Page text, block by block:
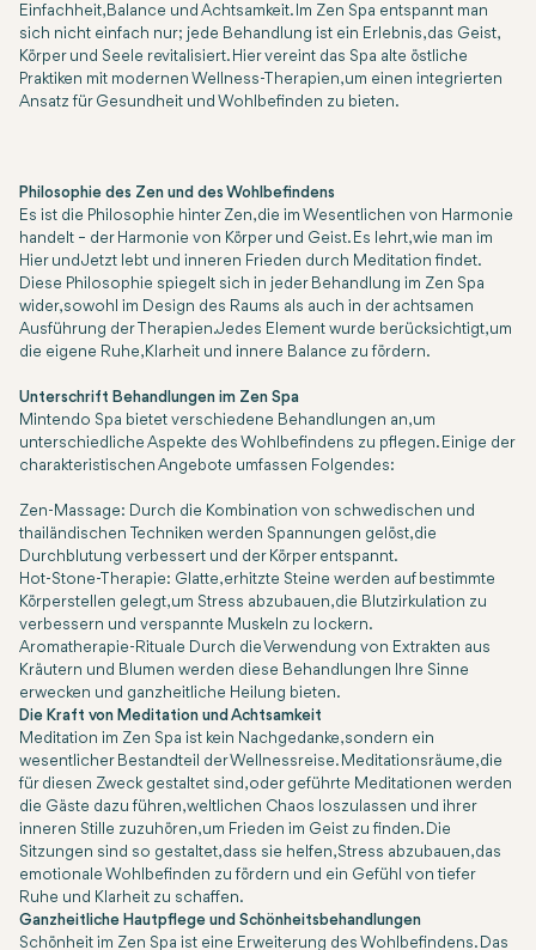
Einfachheit, Balance und Achtsamkeit. Im Zen Spa entspannt man
sich nicht einfach nur; jede Behandlung ist ein Erlebnis, das Geist,
Körper und Seele revitalisiert. Hier vereint das Spa alte östliche
Praktiken mit modernen Wellness-Therapien, um einen integrierten
Ansatz für Gesundheit und Wohlbefinden zu bieten.
Philosophie des Zen und des Wohlbefindens
Es ist die Philosophie hinter Zen, die im Wesentlichen von Harmonie
handelt – der Harmonie von Körper und Geist. Es lehrt, wie man im
Hier und Jetzt lebt und inneren Frieden durch Meditation findet.
Diese Philosophie spiegelt sich in jeder Behandlung im Zen Spa
wider, sowohl im Design des Raums als auch in der achtsamen
Ausführung der Therapien. Jedes Element wurde berücksichtigt, um
die eigene Ruhe, Klarheit und innere Balance zu fördern.
Unterschrift Behandlungen im Zen Spa
Mintendo Spa bietet verschiedene Behandlungen an, um
unterschiedliche Aspekte des Wohlbefindens zu pflegen. Einige der
charakteristischen Angebote umfassen Folgendes:
Zen-Massage: Durch die Kombination von schwedischen und
thailändischen Techniken werden Spannungen gelöst, die
Durchblutung verbessert und der Körper entspannt.
Hot-Stone-Therapie: Glatte, erhitzte Steine werden auf bestimmte
Körperstellen gelegt, um Stress abzubauen, die Blutzirkulation zu
verbessern und verspannte Muskeln zu lockern.
Aromatherapie-Rituale Durch die Verwendung von Extrakten aus
Kräutern und Blumen werden diese Behandlungen Ihre Sinne
erwecken und ganzheitliche Heilung bieten.
Die Kraft von Meditation und Achtsamkeit
Meditation im Zen Spa ist kein Nachgedanke, sondern ein
wesentlicher Bestandteil der Wellnessreise. Meditationsräume, die
für diesen Zweck gestaltet sind, oder geführte Meditationen werden
die Gäste dazu führen, weltlichen Chaos loszulassen und ihrer
inneren Stille zuzuhören, um Frieden im Geist zu finden. Die
Sitzungen sind so gestaltet, dass sie helfen, Stress abzubauen, das
emotionale Wohlbefinden zu fördern und ein Gefühl von tiefer
Ruhe und Klarheit zu schaffen.
Ganzheitliche Hautpflege und Schönheitsbehandlungen
Schönheit im Zen Spa ist eine Erweiterung des Wohlbefindens. Das